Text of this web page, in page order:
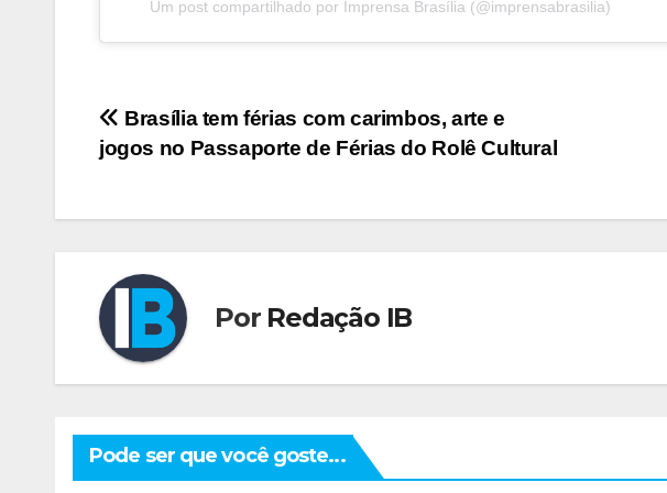
Um post compartilhado por Imprensa Brasília (@imprensabrasilia)
Navegação
de
Post
Brasília tem férias com carimbos, arte e
jogos no Passaporte de Férias do Rolê Cultural
Por Redação IB
Pode ser que você goste...